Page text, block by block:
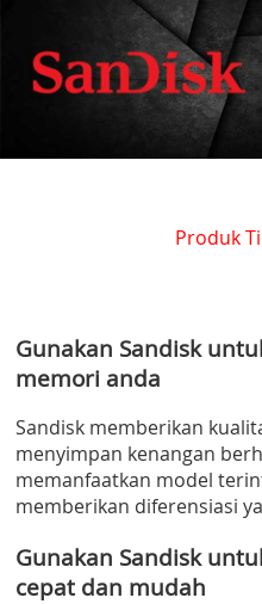
Produk
Gunakan Sandisk
memori anda
Sandisk memberikan
menyimpan kenangan
memanfaatkan model
memberikan diferensiasi
Gunakan Sandisk
cepat dan mudah